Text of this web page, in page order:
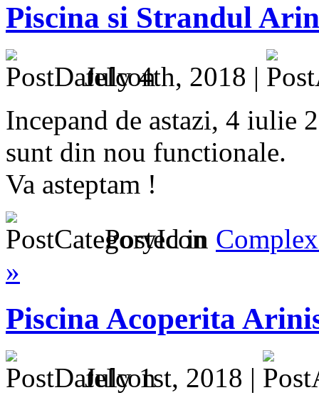
Piscina si Strandul
July 4th, 2018 |
Incepand de astazi, 4 iulie
sunt din nou functionale.
Va asteptam !
Posted in
»
Piscina Acoperita
July 1st, 2018 |